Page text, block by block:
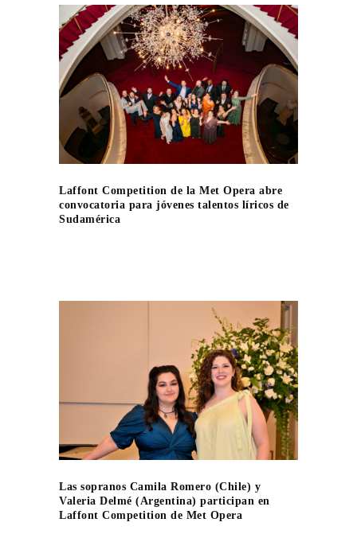
Laffont Competition de la Met Opera abre
convocatoria para jóvenes talentos líricos de
Sudamérica
Las sopranos Camila Romero (Chile) y
Valeria Delmé (Argentina) participan en
Laffont Competition de Met Opera